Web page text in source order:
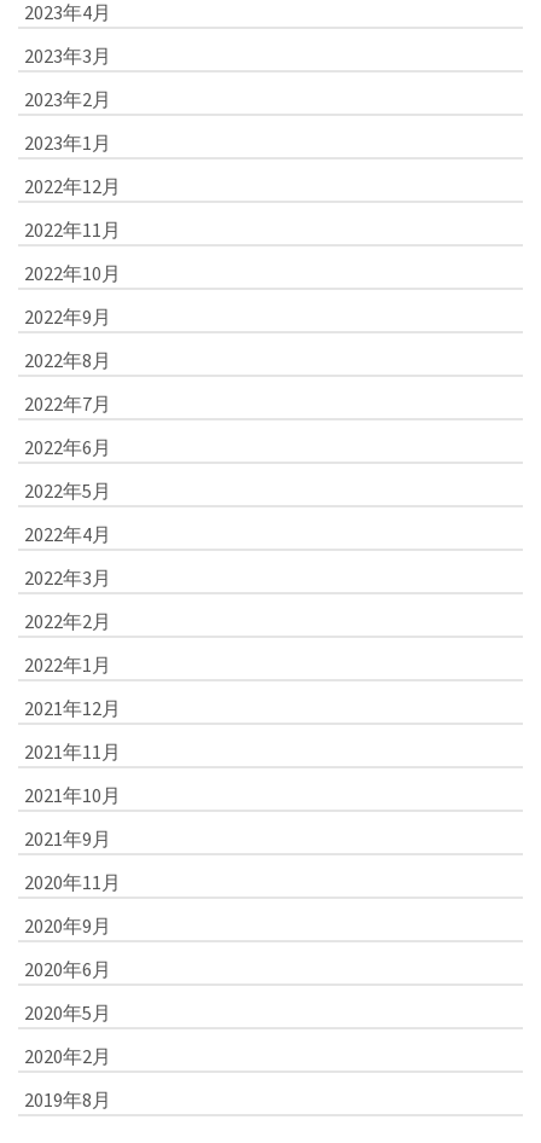
2023年4月
2023年3月
2023年2月
2023年1月
2022年12月
2022年11月
2022年10月
2022年9月
2022年8月
2022年7月
2022年6月
2022年5月
2022年4月
2022年3月
2022年2月
2022年1月
2021年12月
2021年11月
2021年10月
2021年9月
2020年11月
2020年9月
2020年6月
2020年5月
2020年2月
2019年8月